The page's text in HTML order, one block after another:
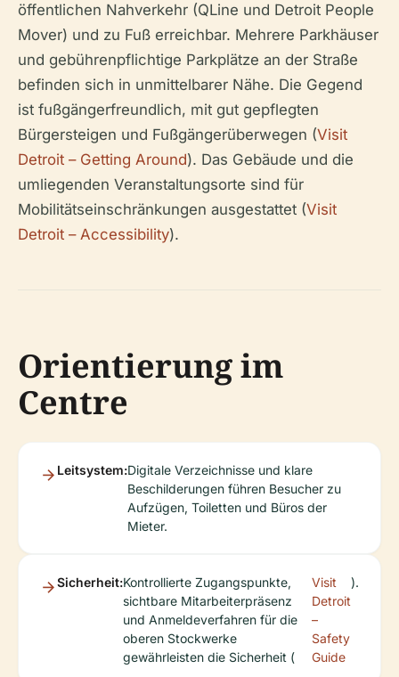
öffentlichen Nahverkehr (QLine und Detroit People
Mover) und zu Fuß erreichbar. Mehrere Parkhäuser
und gebührenpflichtige Parkplätze an der Straße
befinden sich in unmittelbarer Nähe. Die Gegend
ist fußgängerfreundlich, mit gut gepflegten
Bürgersteigen und Fußgängerüberwegen (Visit
Detroit – Getting Around). Das Gebäude und die
umliegenden Veranstaltungsorte sind für
Mobilitätseinschränkungen ausgestattet (Visit
Detroit – Accessibility).
Orientierung im
Centre
Leitsystem:Digitale Verzeichnisse und klare
Beschilderungen führen Besucher zu
Aufzügen, Toiletten und Büros der
Mieter.
Sicherheit:Kontrollierte Zugangspunkte,
sichtbare Mitarbeiterpräsenz
und Anmeldeverfahren für die
oberen Stockwerke
gewährleisten die Sicherheit (
Visit
Detroit
–
Safety
Guide
).